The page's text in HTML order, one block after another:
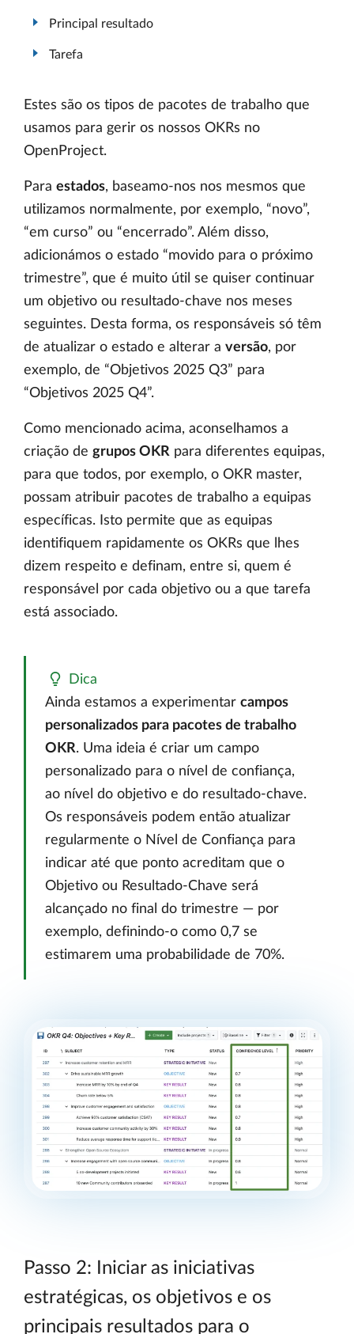
Principal resultado
Tarefa
Estes são os tipos de pacotes de trabalho que
usamos para gerir os nossos OKRs no
OpenProject.
Para estados, baseamo-nos nos mesmos que
utilizamos normalmente, por exemplo, “novo”,
“em curso” ou “encerrado”. Além disso,
adicionámos o estado “movido para o próximo
trimestre”, que é muito útil se quiser continuar
um objetivo ou resultado-chave nos meses
seguintes. Desta forma, os responsáveis só têm
de atualizar o estado e alterar a versão, por
exemplo, de “Objetivos 2025 Q3” para
“Objetivos 2025 Q4”.
Como mencionado acima, aconselhamos a
criação de grupos OKR para diferentes equipas,
para que todos, por exemplo, o OKR master,
possam atribuir pacotes de trabalho a equipas
específicas. Isto permite que as equipas
identifiquem rapidamente os OKRs que lhes
dizem respeito e definam, entre si, quem é
responsável por cada objetivo ou a que tarefa
está associado.
Dica
Ainda estamos a experimentar campos
personalizados para pacotes de trabalho
OKR. Uma ideia é criar um campo
personalizado para o nível de confiança,
ao nível do objetivo e do resultado-chave.
Os responsáveis podem então atualizar
regularmente o Nível de Confiança para
indicar até que ponto acreditam que o
Objetivo ou Resultado-Chave será
alcançado no final do trimestre — por
exemplo, definindo-o como 0,7 se
estimarem uma probabilidade de 70%.
Passo 2: Iniciar as iniciativas
estratégicas, os objetivos e os
principais resultados para o